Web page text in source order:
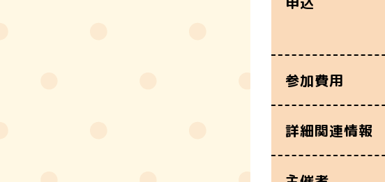
参加費用
詳細関連情報